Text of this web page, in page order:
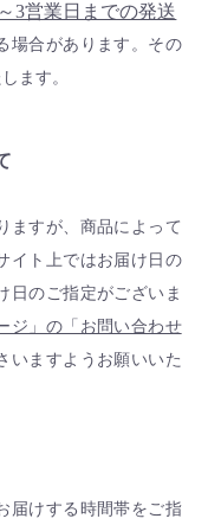
3営業日までの発送
場合があります。その
ます。
ますが、商品によって
イト上ではお届け日の
日のご指定がございま
ジ」の「お問い合わせ
いますようお願いいた
届けする時間帯をご指